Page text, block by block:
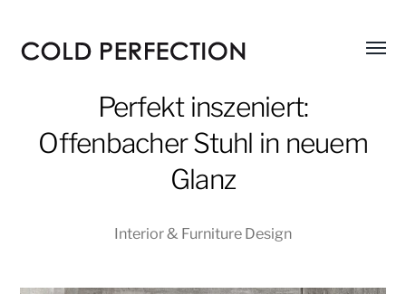
PERFECTION
Menü
Perfekt inszeniert:
Offenbacher Stuhl in neuem
Glanz
Interior & Furniture Design